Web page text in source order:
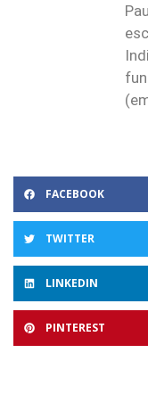
FACEBOOK
TWITTER
LINKEDIN
PINTEREST